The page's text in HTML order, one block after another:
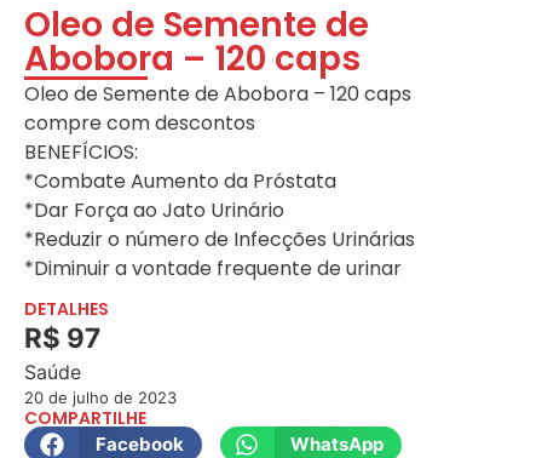
Oleo de Semente de
Abobora – 120 caps
Oleo de Semente de Abobora – 120 caps
compre com descontos
BENEFÍCIOS:
*Combate Aumento da Próstata
*Dar Força ao Jato Urinário
*Reduzir o número de Infecções Urinárias
*Diminuir a vontade frequente de urinar
DETALHES
R$ 97
Saúde
20 de julho de 2023
COMPARTILHE
Facebook
WhatsApp